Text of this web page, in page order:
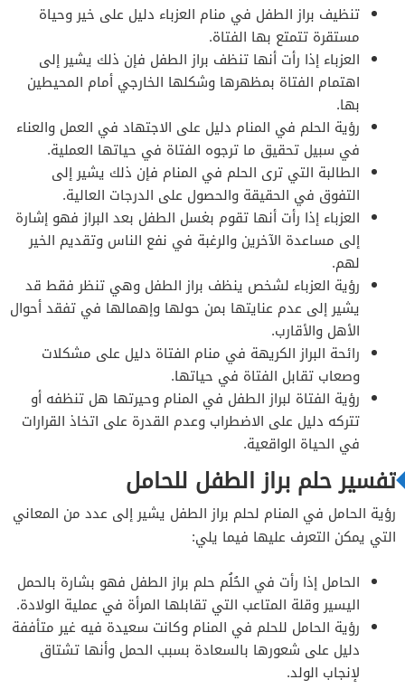
تنظيف براز الطفل في منام العزباء دليل على خير وحياة
مستقرة تتمتع بها الفتاة.
العزباء إذا رأت أنها تنظف براز الطفل فإن ذلك يشير إلى
اهتمام الفتاة بمظهرها وشكلها الخارجي أمام المحيطين
بها.
رؤية الحلم في المنام دليل على الاجتهاد في العمل والعناء
في سبيل تحقيق ما ترجوه الفتاة في حياتها العملية.
الطالبة التي ترى الحلم في المنام فإن ذلك يشير إلى
التفوق في الحقيقة والحصول على الدرجات العالية.
العزباء إذا رأت أنها تقوم بغسل الطفل بعد البراز فهو إشارة
إلى مساعدة الآخرين والرغبة في نفع الناس وتقديم الخير
لهم.
رؤية العزباء لشخص ينظف براز الطفل وهي تنظر فقط قد
يشير إلى عدم عنايتها بمن حولها وإهمالها في تفقد أحوال
الأهل والأقارب.
رائحة البراز الكريهة في منام الفتاة دليل على مشكلات
وصعاب تقابل الفتاة في حياتها.
رؤية الفتاة لبراز الطفل في المنام وحيرتها هل تنظفه أو
تتركه دليل على الاضطراب وعدم القدرة على اتخاذ القرارات
في الحياة الواقعية.
تفسير حلم براز الطفل للحامل
رؤية الحامل في المنام لحلم براز الطفل يشير إلى عدد من المعاني
التي يمكن التعرف عليها فيما يلي:
الحامل إذا رأت في الحُلُم حلم براز الطفل فهو بشارة بالحمل
اليسير وقلة المتاعب التي تقابلها المرأة في عملية الولادة.
رؤية الحامل للحلم في المنام وكانت سعيدة فيه غير متأففة
دليل على شعورها بالسعادة بسبب الحمل وأنها تشتاق
لإنجاب الولد.